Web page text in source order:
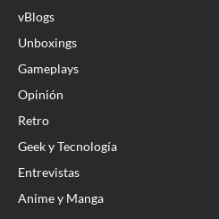
vBlogs
Unboxings
Gameplays
Opinión
Retro
Geek y Tecnología
Entrevistas
Anime y Manga